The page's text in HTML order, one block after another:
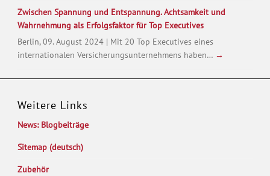
Zwischen Spannung und Entspannung. Achtsamkeit und
Wahrnehmung als Erfolgsfaktor für Top Executives
Berlin, 09. August 2024 | Mit 20 Top Executives eines
internationalen Versicherungsunternehmens haben… →
Weitere Links
News: Blogbeiträge
Sitemap (deutsch)
Zubehör